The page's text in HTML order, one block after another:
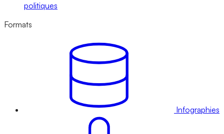
politiques
Formats
Infographies